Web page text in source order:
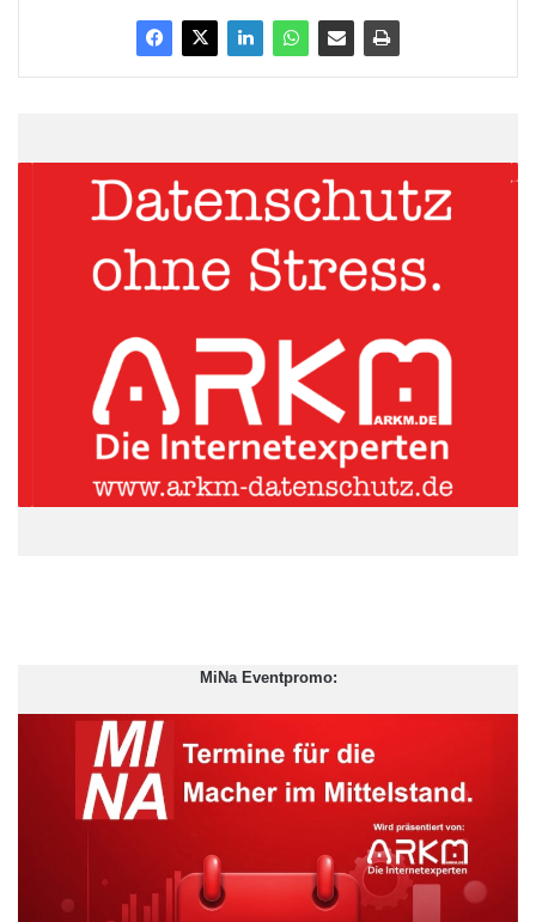
keinen Fall so heftig wie in Europa“, betonte der Fondsmanager.
der petrochemischen Industrie und setze das Geld aus dem
Ölreichtum clever ein. Im Hinblick auf den indischen
Aktienmarkt mahnt der Fondsmanager dagegen noch zur
Vorsicht. „Ein Problem ist die Inflation – im ersten Halbjahr dürfte
ARKM.marketing
Orginal-Meldung:
http://www.presseportal.de/pm/67525/2207220/-boerse-online-
MiNa Eventpromo: